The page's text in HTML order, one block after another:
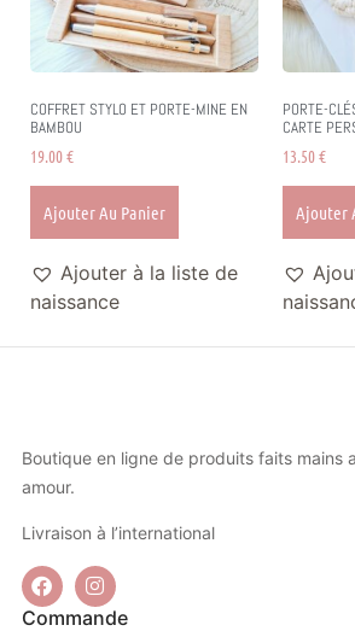
COFFRET STYLO ET PORTE-MINE EN
BAMBOU
19.00€
Ajouter Au Panier
Ajouter à la liste de
naissance
PORTE-
CARTE
13.50€
Ajouter
Boutique en ligne de produits faits mains
amour.
Livraison à l’international
Commande